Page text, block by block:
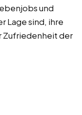
und
Lage sind, ihre
Zufriedenheit der